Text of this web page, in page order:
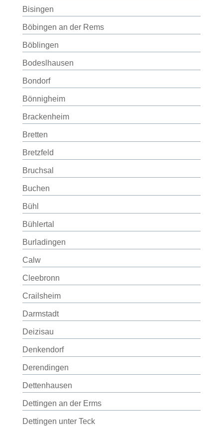
Bisingen
Böbingen an der Rems
Böblingen
Bodeslhausen
Bondorf
Bönnigheim
Brackenheim
Bretten
Bretzfeld
Bruchsal
Buchen
Bühl
Bühlertal
Burladingen
Calw
Cleebronn
Crailsheim
Darmstadt
Deizisau
Denkendorf
Derendingen
Dettenhausen
Dettingen an der Erms
Dettingen unter Teck